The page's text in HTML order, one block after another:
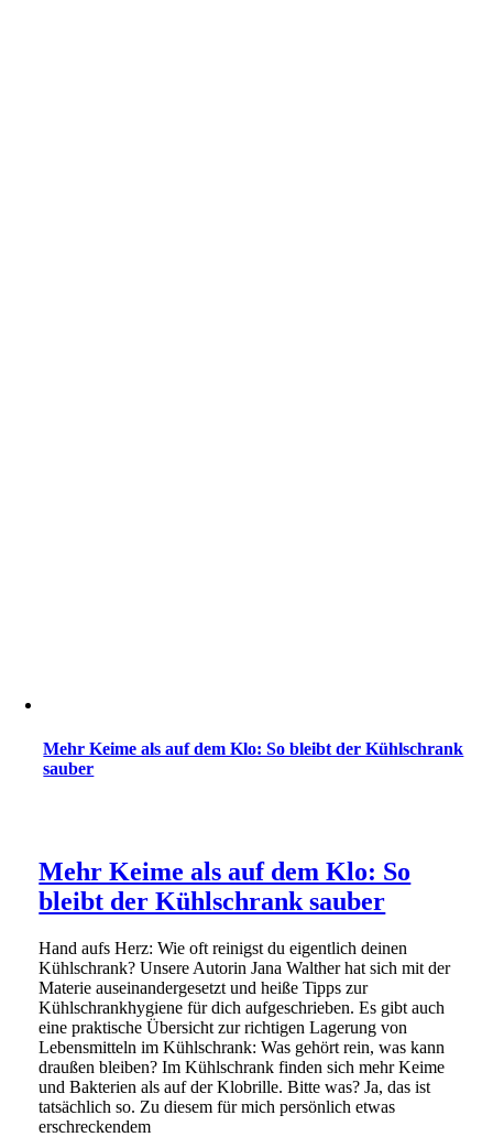
Mehr Keime als auf dem Klo: So bleibt der Kühlschrank
sauber
Mehr Keime als auf dem Klo: So
bleibt der Kühlschrank sauber
Hand aufs Herz: Wie oft reinigst du eigentlich deinen
Kühlschrank? Unsere Autorin Jana Walther hat sich mit der
Materie auseinandergesetzt und heiße Tipps zur
Kühlschrankhygiene für dich aufgeschrieben. Es gibt auch
eine praktische Übersicht zur richtigen Lagerung von
Lebensmitteln im Kühlschrank: Was gehört rein, was kann
draußen bleiben? Im Kühlschrank finden sich mehr Keime
und Bakterien als auf der Klobrille. Bitte was? Ja, das ist
tatsächlich so. Zu diesem für mich persönlich etwas
erschreckendem